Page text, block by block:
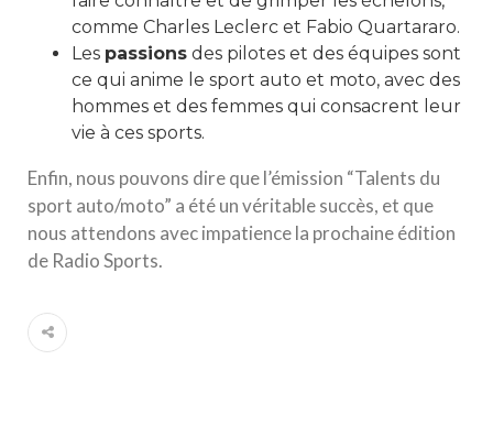
comme Charles Leclerc et Fabio Quartararo.
Les passions des pilotes et des équipes sont
ce qui anime le sport auto et moto, avec des
hommes et des femmes qui consacrent leur
vie à ces sports.
Enfin, nous pouvons dire que l’émission “Talents du
sport auto/moto” a été un véritable succès, et que
nous attendons avec impatience la prochaine édition
de Radio Sports.